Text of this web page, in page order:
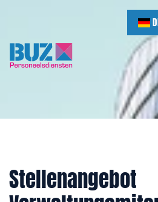
Stellenangebot
Lernen wir uns kennen!